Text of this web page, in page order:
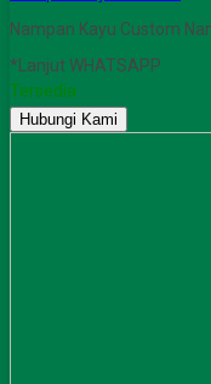
Nampan Kayu Custom
*Lanjut WHATSAPP
Tersedia
Hubungi Kami